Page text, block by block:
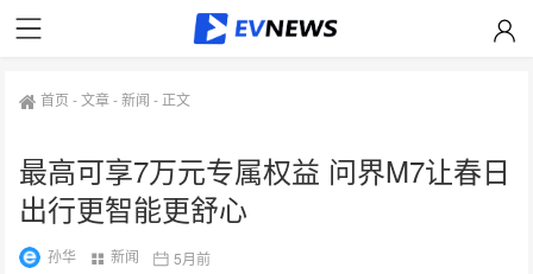
首页 -文章-新闻 - 正文
最高可享7万元专属权益 问界M7让春日
出行更智能更舒心
孙华 新闻
5月前